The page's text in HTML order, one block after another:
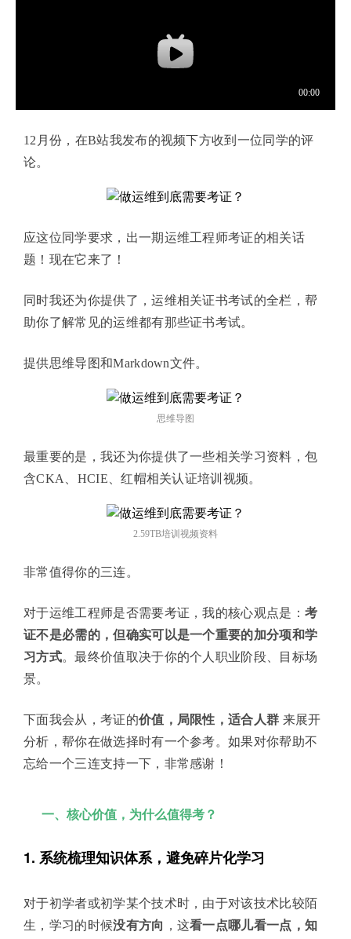
12月份，在B站我发布的视频下方收到一位同学的评
论。
应这位同学要求，出一期运维工程师考证的相关话
题！现在它来了！
同时我还为你提供了，运维相关证书考试的全栏，帮
助你了解常见的运维都有那些证书考试。
提供思维导图和Markdown文件。
思维导图
最重要的是，我还为你提供了一些相关学习资料，包
含CKA、HCIE、红帽相关认证培训视频。
2.59TB培训视频资料
非常值得你的三连。
对于运维工程师是否需要考证，我的核心观点是：考
证不是必需的，但确实可以是一个重要的加分项和学
习方式。最终价值取决于你的个人职业阶段、目标场
景。
下面我会从，考证的价值，局限性，适合人群 来展开
分析，帮你在做选择时有一个参考。如果对你帮助不
忘给一个三连支持一下，非常感谢！
一、核心价值，为什么值得考？
1. 系统梳理知识体系，避免碎片化学习
对于初学者或初学某个技术时，由于对该技术比较陌
生，学习的时候没有方向 ，这看一点哪儿看一点，知